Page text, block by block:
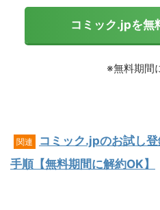
コミック.jpを無
※無料期間
関連
コミック.jpのお試し
手順【無料期間に解約OK】